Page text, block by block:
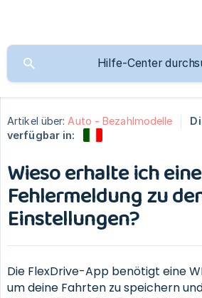
Artikel über: Auto - Bezahlmodelle
verfügbar in:
Wieso erhalte ich eine
Fehlermeldung zu
Einstellungen?
Die FlexDrive-App benötigt eine
um deine Fahrten zu speichern